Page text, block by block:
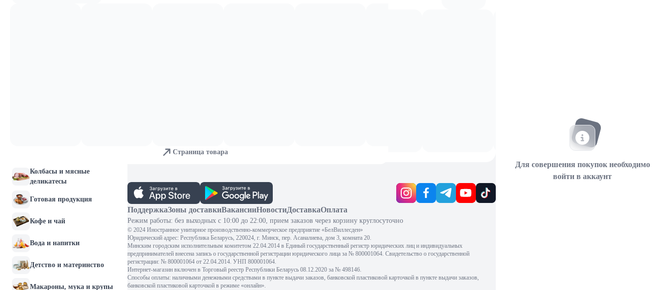
Колбасы и мясные
деликатесы
Готовая продукция
Кофе и чай
Вода и напитки
Детство и материнство
Макароны, мука и крупы
ПоддержкаЗоны доставкиВакансииНовостиДоставкаОплата
Режим работы: без выходных с 10:00 до 22:00, прием заказов через корзину круглосуточно
© 2024 Иностранное унитарное производственно-коммерческое предприятие «БелВиллесден»
Юридический адрес: Республика Беларусь, 220024, г. Минск, пер. Асаналиева, дом 3, комната 20.
Минским городским исполнительным комитетом 22.04.2014 в Единый государственный регистр юридических лиц и индивидуальных
предпринимателей внесена запись о государственной регистрации юридического лица за № 800001064. Свидетельство о государственной
регистрации: № 800001064 от 22.04.2014. УНП 800001064.
Интернет-магазин включен в Торговый реестр Республики Беларусь 08.12.2020 за № 498146.
Способы оплаты: наличными денежными средствами в пункте выдачи заказов, банковской пластиковой карточкой в пункте выдачи заказов,
банковской пластиковой карточкой в режиме «онлайн».
Для совершения покупок необходимо
войти в аккаунт
Страница товара